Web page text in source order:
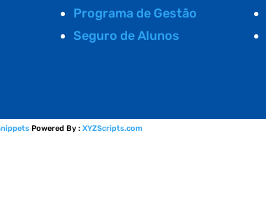
Programa de Gestão
Seguro de Alunos
Powered By : XYZScripts.com